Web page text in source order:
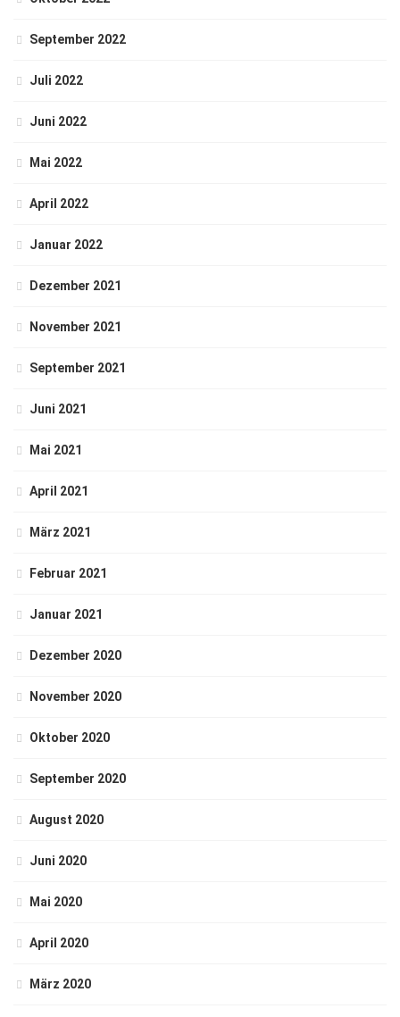
September 2022
Juli 2022
Juni 2022
Mai 2022
April 2022
Januar 2022
Dezember 2021
November 2021
September 2021
Juni 2021
Mai 2021
April 2021
März 2021
Februar 2021
Januar 2021
Dezember 2020
November 2020
Oktober 2020
September 2020
August 2020
Juni 2020
Mai 2020
April 2020
März 2020